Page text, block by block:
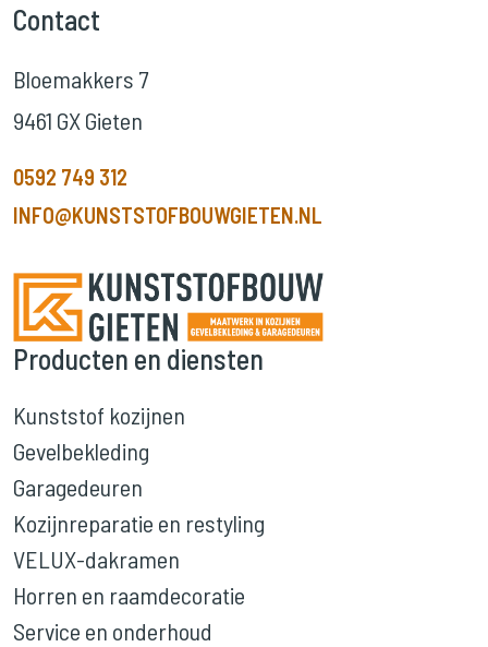
Contact
Bloemakkers 7
9461 GX Gieten
0592 749 312
INFO@KUNSTSTOFBOUWGIETEN.NL
Producten en diensten
Kunststof kozijnen
Gevelbekleding
Garagedeuren
Kozijnreparatie en restyling
VELUX-dakramen
Horren en raamdecoratie
Service en onderhoud